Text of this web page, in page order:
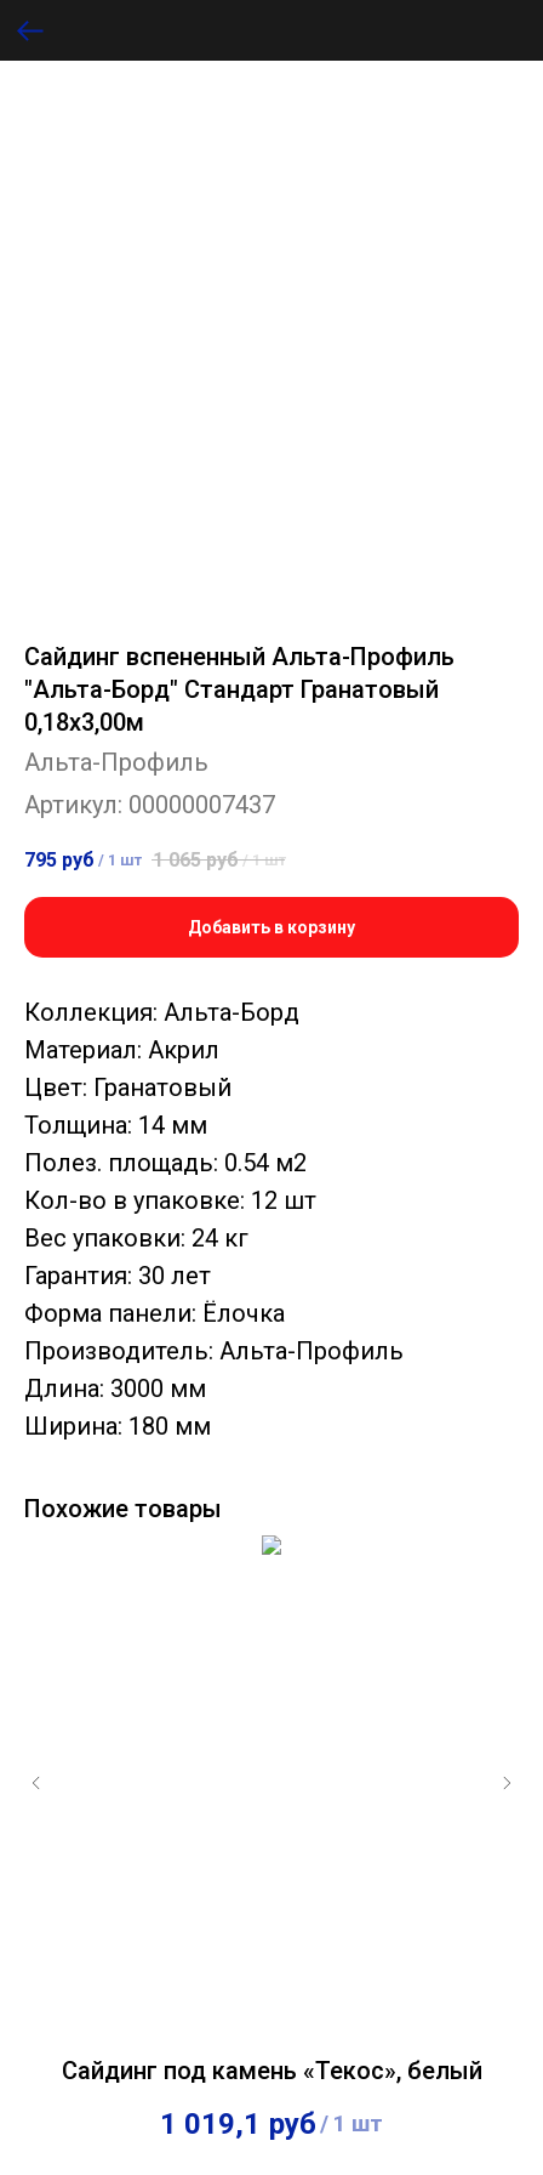
Сайдинг вспененный Альта-Профиль
"Альта-Борд" Стандарт Гранатовый
0,18х3,00м
Альта-Профиль
Артикул: 00000007437
795 руб / 1 шт 1 065 руб / 1 шт
Добавить в корзину
Коллекция: Альта-Борд
Материал: Акрил
Цвет: Гранатовый
Толщина: 14 мм
Полез. площадь: 0.54 м2
Кол-во в упаковке: 12 шт
Вес упаковки: 24 кг
Гарантия: 30 лет
Форма панели: Ёлочка
Производитель: Альта-Профиль
Длина: 3000 мм
Ширина: 180 мм
Похожие товары
Сайдинг под камень «Текос», белый
1 019,1 руб/ 1 шт